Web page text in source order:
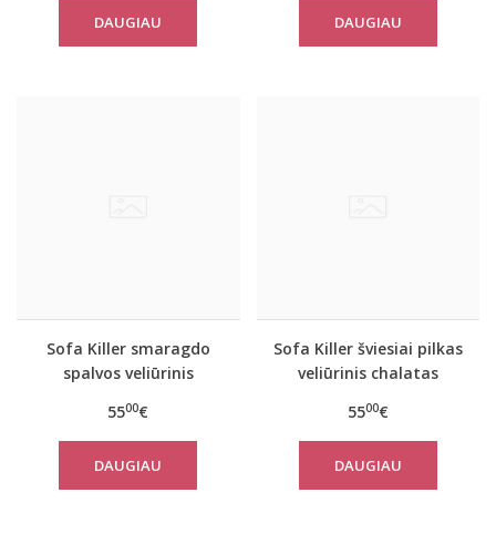
DAUGIAU DAUGIAU
Sofa Killer smaragdo
spalvos veliūrinis
5500€
DAUGIAU
Sofa Killer šviesiai pilkas
veliūrinis chalatas
5500€
DAUGIAU